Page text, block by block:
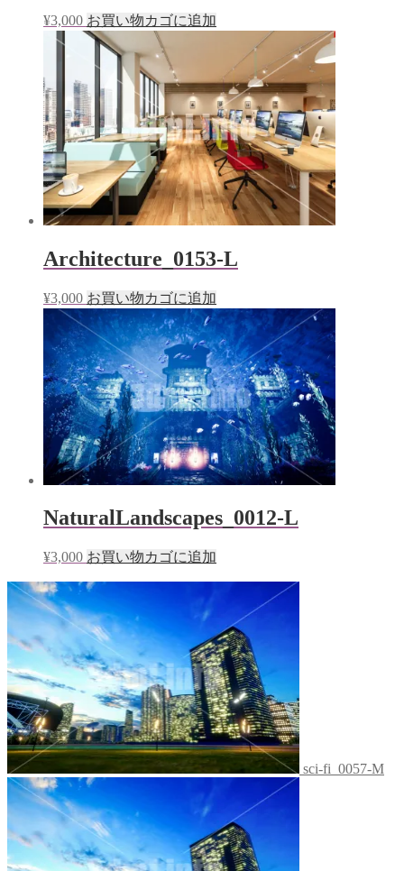
¥3,000 お買い物カゴに追加
Architecture_0153-L
¥3,000 お買い物カゴに追加
NaturalLandscapes_0012-L
¥3,000 お買い物カゴに追加
sci-fi_0057-M